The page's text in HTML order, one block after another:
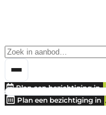
Plan een bezichtiging in
Plan een bezichtiging in